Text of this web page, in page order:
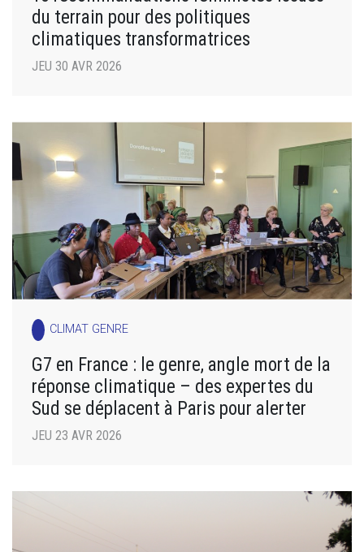
du terrain pour des politiques
climatiques transformatrices
JEU 30 AVR 2026
CLIMAT GENRE
G7 en France : le genre, angle mort de la
réponse climatique – des expertes du
Sud se déplacent à Paris pour alerter
JEU 23 AVR 2026